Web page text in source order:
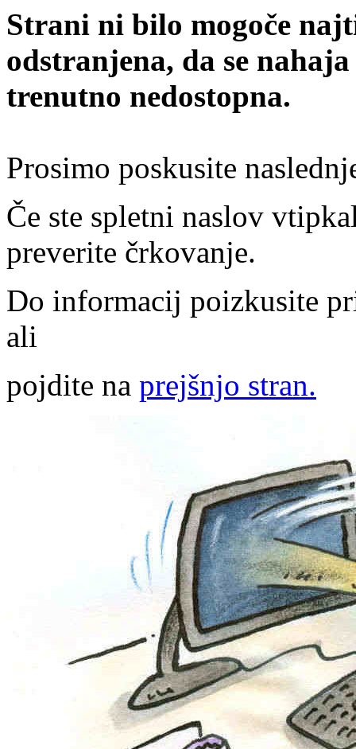
Strani ni bilo mogoče
odstranjena, da se
trenutno nedostopna.
Prosimo poskusite
Če ste spletni naslov
preverite črkovanje.
Do informacij poizkusite
ali
pojdite na prejšnjo stran.